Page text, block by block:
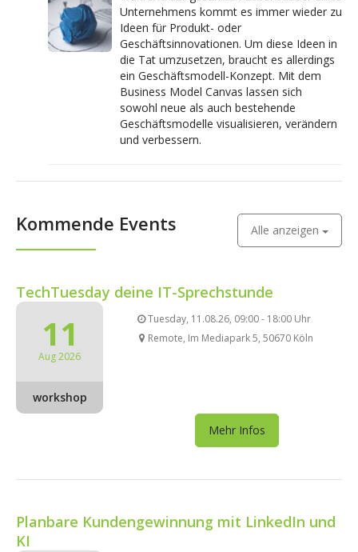
Unternehmens kommt es immer wieder zu
Ideen für Produkt- oder
Geschäftsinnovationen. Um diese Ideen in
die Tat umzusetzen, braucht es allerdings
ein Geschäftsmodell-Konzept. Mit dem
Business Model Canvas lassen sich
sowohl neue als auch bestehende
Geschäftsmodelle visualisieren, verändern
und verbessern.
Kommende Events Alle anzeigen
TechTuesday deine IT-Sprechstunde
11
Aug 2026
workshop
Tuesday, 11.08.26, 09:00 - 18:00 Uhr
Remote, Im Mediapark 5, 50670 Köln
Mehr Infos
Planbare Kundengewinnung mit LinkedIn und
KI